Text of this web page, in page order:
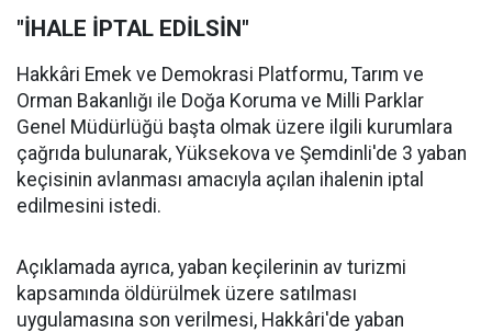
"İHALE İPTAL EDİLSİN"
Hakkâri Emek ve Demokrasi Platformu, Tarım ve
Orman Bakanlığı ile Doğa Koruma ve Milli Parklar
Genel Müdürlüğü başta olmak üzere ilgili kurumlara
çağrıda bulunarak, Yüksekova ve Şemdinli'de 3 yaban
keçisinin avlanması amacıyla açılan ihalenin iptal
edilmesini istedi.
Açıklamada ayrıca, yaban keçilerinin av turizmi
kapsamında öldürülmek üzere satılması
uygulamasına son verilmesi, Hakkâri'de yaban